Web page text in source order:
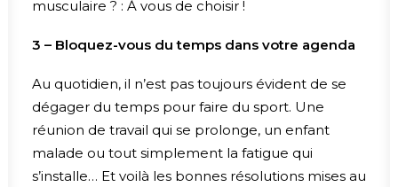
musculaire ? : À vous de choisir !
3 – Bloquez-vous du temps dans votre agenda
Au quotidien, il n’est pas toujours évident de se
dégager du temps pour faire du sport. Une
réunion de travail qui se prolonge, un enfant
malade ou tout simplement la fatigue qui
s’installe… Et voilà les bonnes résolutions mises au